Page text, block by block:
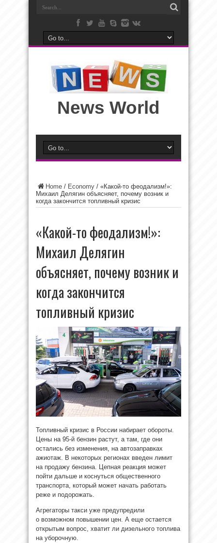
News World
Home / Economy / «Какой-то феодализм!»:
Михаил Делягин объясняет, почему возник и
когда закончится топливный кризис
«Какой-то феодализм!»:
Михаил Делягин
объясняет, почему возник и
когда закончится
топливный кризис
Топливный кризис в России набирает обороты.
Цены на 95-й бензин растут, а там, где они
остались без изменения, на автозаправках
ажиотаж. В некоторых регионах введен лимит
на продажу бензина. Цепная реакция может
пойти дальше и коснуться общественного
транспорта, который может начать работать
реже и подорожать.
Агрегаторы такси уже предупредили
о возможном повышении цен. А еще остается
открытым вопрос, хватит ли дизельного топлива
на уборочную.